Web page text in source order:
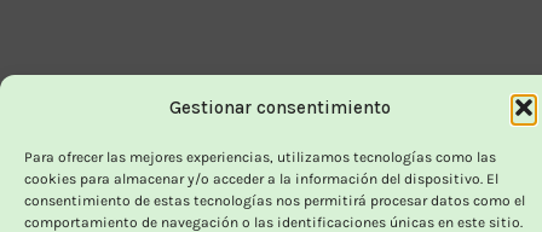
Gestionar consentimiento
Para ofrecer las mejores experiencias, utilizamos tecnologías como las
cookies para almacenar y/o acceder a la información del dispositivo. El
consentimiento de estas tecnologías nos permitirá procesar datos como el
comportamiento de navegación o las identificaciones únicas en este sitio.